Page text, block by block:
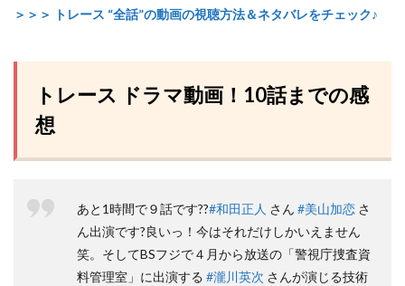
＞＞＞ トレース “全話”の動画の視聴方法＆ネタバレをチェック♪
トレース ドラマ動画！10話までの感
想
あと1時間で９話です??#和田正人 さん #美山加恋 さ
ん出演です?良いっ！今はそれだけしかいえません
笑。そしてBSフジで４月から放送の「警視庁捜査資
料管理室」に出演する #瀧川英次 さんが演じる技術